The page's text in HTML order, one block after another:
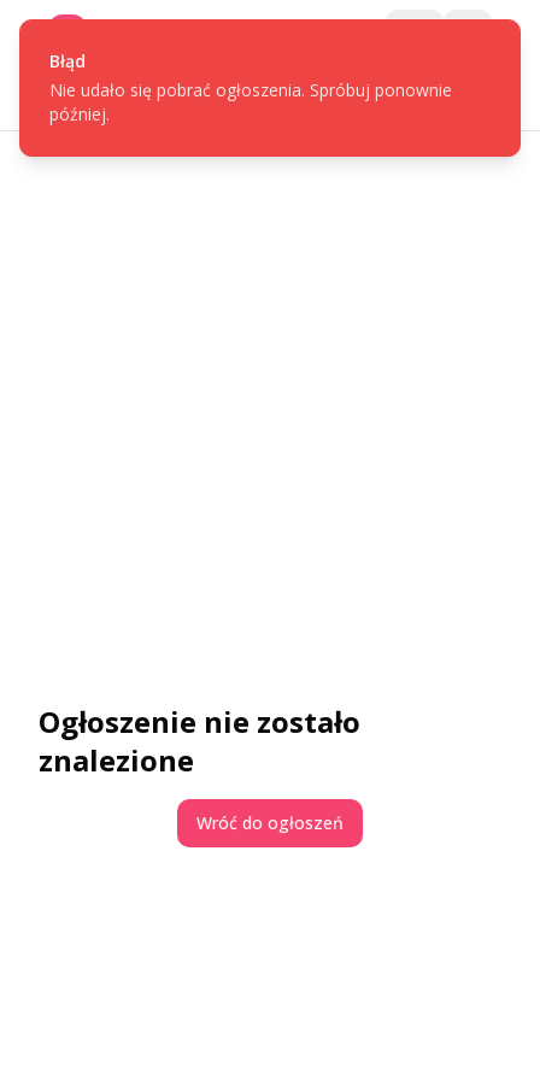
Ogłoszenie nie zostało
znalezione
Wróć do ogłoszeń
Błąd
Nie udało się pobrać ogłoszenia. Spróbuj ponownie
później.